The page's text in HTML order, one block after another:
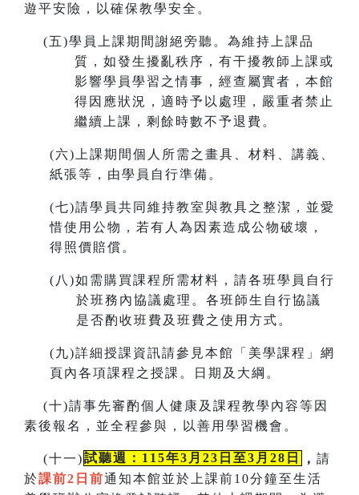
遊平安險，以確保教學安全。
(五)學員上課期間謝絕旁聽。為維持上課品
質，如發生擾亂秩序，有干擾教師上課或
影響學員學習之情事，經查屬實者，本館
得因應狀況，適時予以處理，嚴重者禁止
繼續上課，剩餘時數不予退費。
(六)上課期間個人所需之畫具、材料、講義、
紙張等，由學員自行準備。
(七)請學員共同維持教室與教具之整潔，並愛
惜使用公物，若有人為因素造成公物破壞，
得照價賠償。
( 八)如需購買課程所需材料，請各班學員自行
於班務內協議處理。各班師生自行協議
是否酌收班費及班費之使用方式。
(九)詳細授課資訊請參見本館「美學課程」網
頁內各項課程之授課。
日期及大綱。
(十)請事先審酌個人健康及課程教學內容等因
素後報名，並全程參與，以善用學習機會。
(十一)試聽週：115年3月23日至3月28日 ， 請
於課前2日前通知本館並於上課前10分鐘至生活